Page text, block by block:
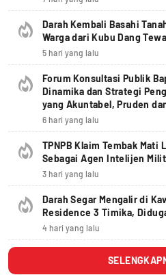
Darah Kembali Basahi
Warga dari Kubu Dang
5 hari yang lalu
Forum Konsultasi Publik
Dinamika dan Strategi
yang Akuntabel, Pruden
6 hari yang lalu
TPNPB Klaim Tembak Mati
Sebagai Agen Intelijen
3 hari yang lalu
Darah Segar Mengalir di
Residence 3 Timika,
4 hari yang lalu